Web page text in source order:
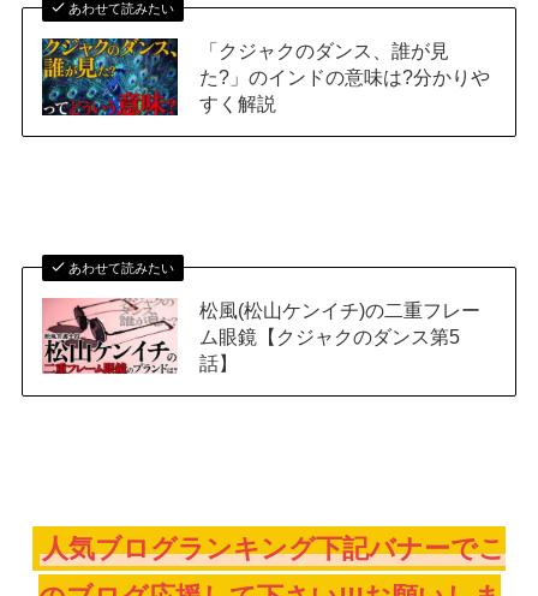
あわせて読みたい
「クジャクのダンス、誰が見
た?」のインドの意味は?分かりや
すく解説
あわせて読みたい
松風(松山ケンイチ)の二重フレー
ム眼鏡【クジャクのダンス第5
話】
人気ブログランキング下記バナーでこ